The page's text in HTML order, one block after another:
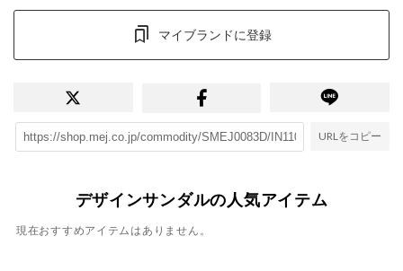
マイブランドに登録
URLをコピー
デザインサンダルの人気アイテム
現在おすすめアイテムはありません。